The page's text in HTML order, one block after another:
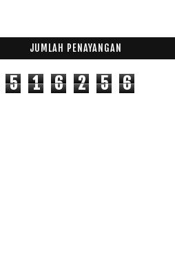
JUMLAH PENAYANGAN
5 1 6 2 5 6